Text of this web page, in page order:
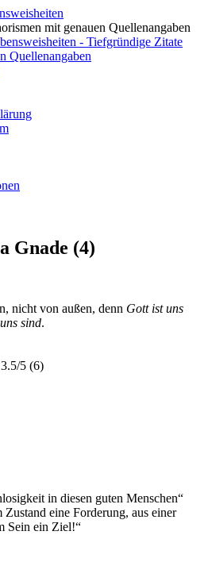
mit genauen Quellenangaben
Gnade (4)
nicht von außen, denn Gott ist uns
sind.
3.5/5 (6)
in diesen guten Menschen“
eine Forderung, aus einer
Sein ein Ziel!“